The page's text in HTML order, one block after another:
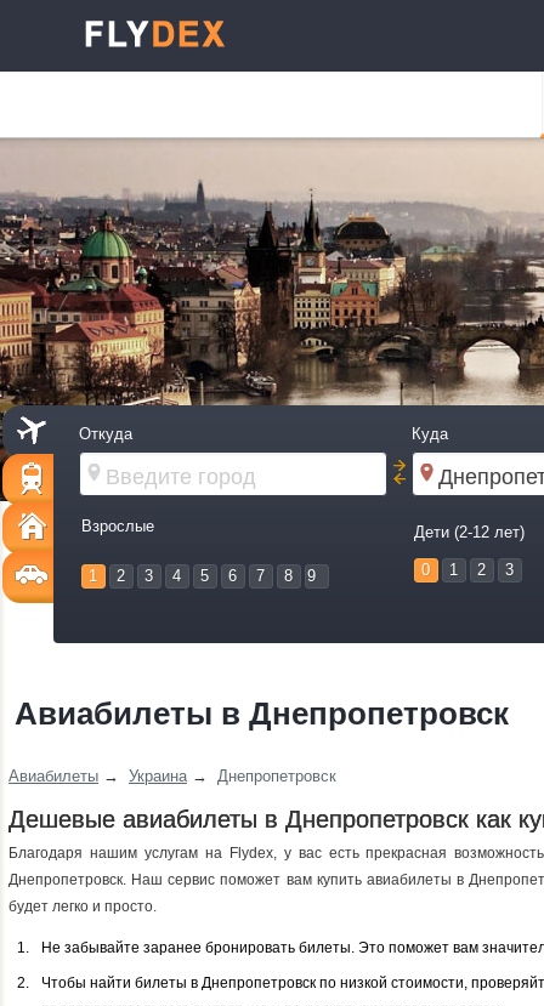
Откуда Куда
Взрослые
1 2 3 4 5 6 7 8 9
Дети (2-12 лет)
0 1 2 3
Авиабилеты в Днепропетровск
Авиабилеты → Украина → Днепропетровск
Дешевые авиабилеты в Днепропетровск как
Благодаря нашим услугам на Flydex, у вас есть прекрасная
Днепропетровск. Наш сервис поможет вам купить авиабилеты в
будет легко и просто.
Не забывайте заранее бронировать билеты. Это поможет вам
Чтобы найти билеты в Днепропетровск по низкой стоимости,